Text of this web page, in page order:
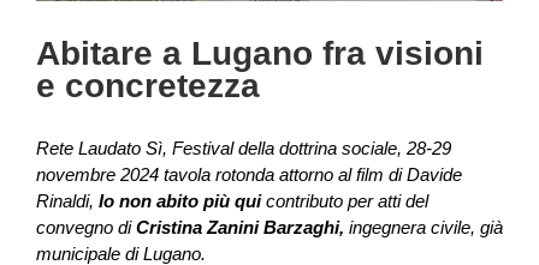
Abitare a Lugano fra visioni
e concretezza
Rete Laudato Sì, Festival della dottrina sociale, 28-29
novembre 2024 tavola rotonda attorno al film di Davide
Rinaldi, Io non abito più quicontributo per atti del
convegno diCristina Zanini Barzaghi, ingegnera civile, già
municipale di Lugano.